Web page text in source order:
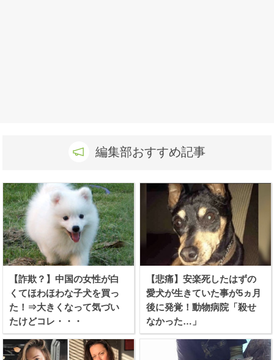
編集部おすすめ記事
【詐欺？】中国の女性が白
くてほわほわな子犬を買っ
た！⇒大きくなって気づい
たけどコレ・・・
【悲痛】安楽死したはずの
愛犬が生きていた事が5ヵ月
後に発覚！動物病院「殺せ
なかった…」